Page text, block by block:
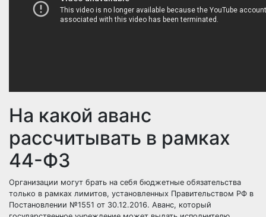
На какой аванс
рассчитывать в рамках
44-ФЗ
Организации могут брать на себя бюджетные обязательства
только в рамках лимитов, установленных Правительством РФ в
Постановлении №1551 от 30.12.2016. Аванс, который